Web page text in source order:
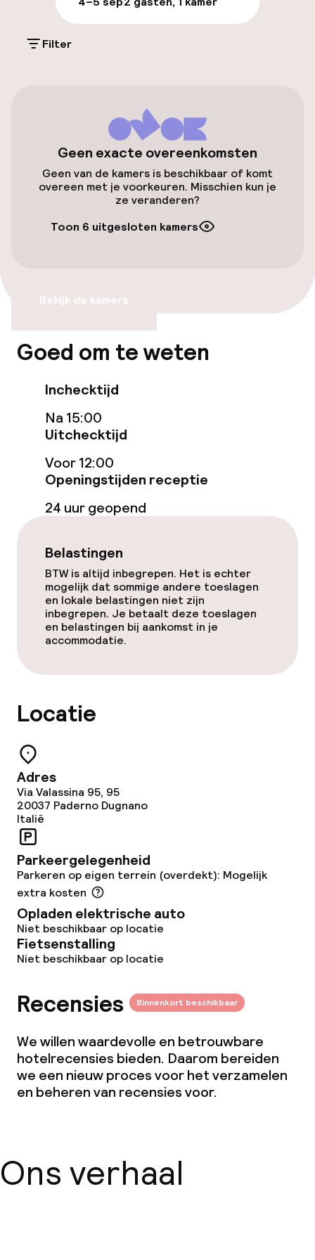
Parkeergelegenheid op eigen terrein
(buiten)
Luchthavenshuttle
Voor toegankelijkheid
geoptimaliseerde kamers beschikbaar
geoptimaliseerde kamers beschikbaar
Entertainment
Tuin
Terras
TV lounge
Restaurant
Eet- en drinkdiensten
Roomservice
Vroeg ontbijt
Schoonmaakvoorzieningen
Conferentieruimte
Vergaderruimte
Overal rookvrij
Filter
Geen exacte overeenkomsten
Geen van de kamers is beschikbaar of komt
overeen met je voorkeuren. Misschien kun je
ze veranderen?
Toon 6 uitgesloten kamers
Bekijk de kamers
Goed om te weten
Inchecktijd
Na 15:00
Uitchecktijd
Voor 12:00
Openingstijden receptie
24 uur geopend
Belastingen
BTW is altijd inbegrepen. Het is echter
mogelijk dat sommige andere toeslagen
en lokale belastingen niet zijn
inbegrepen. Je betaalt deze toeslagen
en belastingen bij aankomst in je
accommodatie.
Locatie
Adres
Via Valassina 95, 95
20037 Paderno Dugnano
Italië
Parkeergelegenheid
Parkeren op eigen terrein (overdekt): Mogelijk
extra kosten
Opladen elektrische auto
Niet beschikbaar op locatie
Fietsenstalling
Niet beschikbaar op locatie
Recensies Binnenkort beschikbaar
We willen waardevolle en betrouwbare
hotelrecensies bieden. Daarom bereiden
we een nieuw proces voor het verzamelen
en beheren van recensies voor.
Ons verhaal